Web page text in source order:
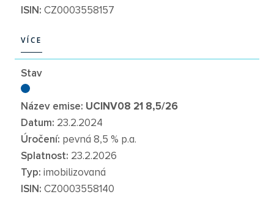
ISIN: CZ0003558157
VÍCE
Stav
Název emise: UCINV08 21 8,5/26
Datum: 23.2.2024
Úročení: pevná 8,5 % p.a.
Splatnost: 23.2.2026
Typ: imobilizovaná
ISIN: CZ0003558140